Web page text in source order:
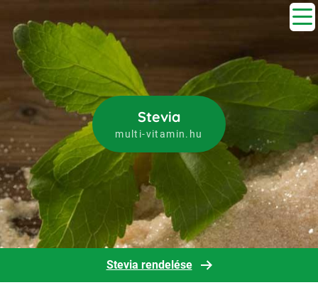
Stevia
multi-vitamin.hu
Stevia rendelése